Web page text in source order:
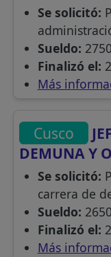
Se solicitó:
Sueldo: 2750
Finalizó el:
Más
Cusco
DEMUNA Y
Se solicitó:
carrera de
Sueldo: 2650
Finalizó el:
Más